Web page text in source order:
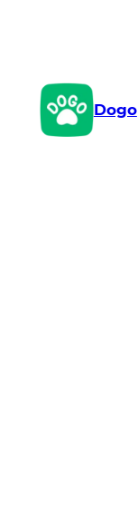
Dogo